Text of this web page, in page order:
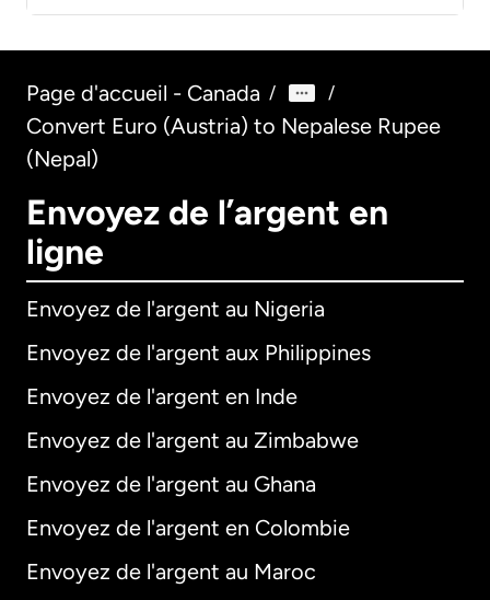
Page d'accueil - Canada / /
Convert Euro (Austria) to Nepalese Rupee
(Nepal)
Envoyez de l’argent en
ligne
Envoyez de l'argent au Nigeria
Envoyez de l'argent aux Philippines
Envoyez de l'argent en Inde
Envoyez de l'argent au Zimbabwe
Envoyez de l'argent au Ghana
Envoyez de l'argent en Colombie
Envoyez de l'argent au Maroc